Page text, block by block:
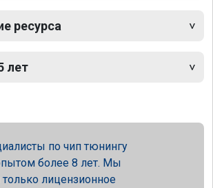
ресурса
лет
по чип тюнингу
более 8 лет. Мы
лицензионное